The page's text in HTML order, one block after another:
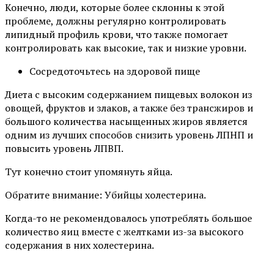
Конечно, люди, которые более склонны к этой
проблеме, должны регулярно контролировать
липидный профиль крови, что также помогает
контролировать как высокие, так и низкие уровни.
Сосредоточьтесь на здоровой пище
Диета с высоким содержанием пищевых волокон из
овощей, фруктов и злаков, а также без трансжиров и
большого количества насыщенных жиров является
одним из лучших способов снизить уровень ЛПНП и
повысить уровень ЛПВП.
Тут конечно стоит упомянуть яйца.
Обратите внимание: Убийцы холестерина.
Когда-то не рекомендовалось употреблять большое
количество яиц вместе с желтками из-за высокого
содержания в них холестерина.